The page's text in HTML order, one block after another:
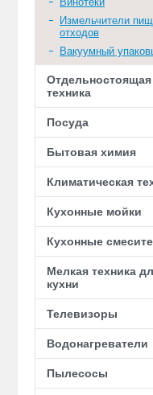
Измельчители
отходов
Вакуумный
Отдельностоящая
техника
Посуда
Бытовая химия
Климатическая
Кухонные мойки
Кухонные
Мелкая техника
кухни
Телевизоры
Водонагреватели
Пылесосы